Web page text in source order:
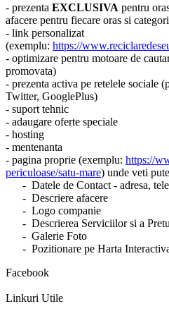
- prezenta EXCLUSIVA pentru
afacere pentru fiecare oras si
- link personalizat
(exemplu: https://
- optimizare pentru motoare de
promovata)
- prezenta activa pe retelele sociale
Twitter, GooglePlus)
- suport tehnic
- adaugare oferte speciale
- hosting
- mentenanta
- pagina proprie (exemplu: https://
periculoase/satu-mare) unde veti
- Datele de Contact - adresa,
- Descriere afacere
- Logo companie
- Descrierea Serviciilor si a
- Galerie Foto
- Pozitionare pe Harta
Facebook
Linkuri Utile